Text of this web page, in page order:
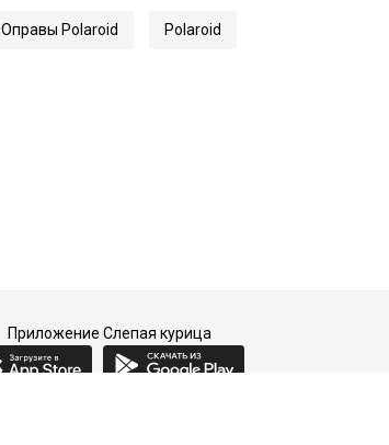
Оправы Polaroid Polaroid
Приложение Слепая курица